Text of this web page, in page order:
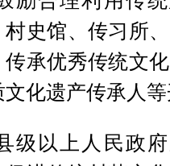
村史馆、传习所
传承优秀传统文
文化遗产传承人
级以上人民政